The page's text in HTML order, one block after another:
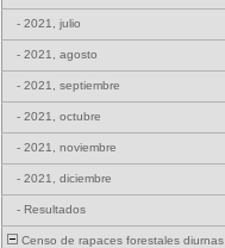
- 2021, julio
- 2021, agosto
- 2021, septiembre
- 2021, octubre
- 2021, noviembre
- 2021, diciembre
- Resultados
Censo de rapaces forestales diurnas